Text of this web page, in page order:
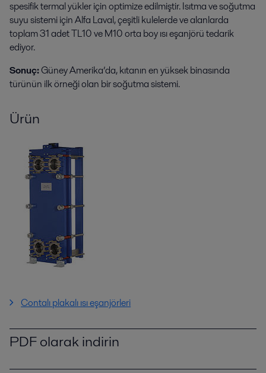
spesifik termal yükler için optimize edilmiştir. Isıtma ve soğutma
suyu sistemi için Alfa Laval, çeşitli kulelerde ve alanlarda
toplam 31 adet TL10 ve M10 orta boy ısı eşanjörü tedarik
ediyor.
Sonuç:Güney Amerika’da, kıtanın en yüksek binasında
türünün ilk örneği olan bir soğutma sistemi.
Ürün
Contalı plakalı ısı eşanjörleri
PDF olarak indirin